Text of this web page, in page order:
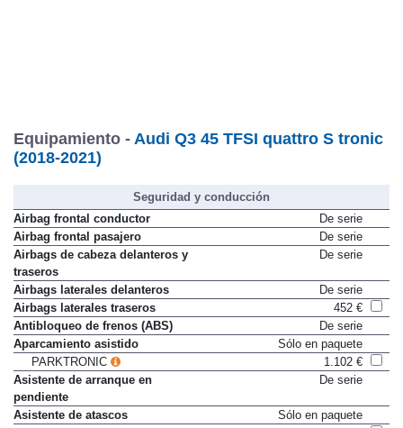
Equipamiento -
Audi Q3 45 TFSI quattro S tronic
(2018-2021)
Seguridad y conducción
Airbag frontal conductor
De serie
Airbag frontal pasajero
De serie
Airbags de cabeza delanteros y
traseros
Airbags laterales delanteros
De serie
Airbags laterales traseros
452 €
Antibloqueo de frenos (ABS)
De serie
Aparcamiento asistido
Sólo en paquete
PARKTRONIC
1.102 €
Asistente de arranque en
pendiente